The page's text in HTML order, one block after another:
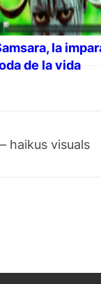
la
de la vida
haikus visuals